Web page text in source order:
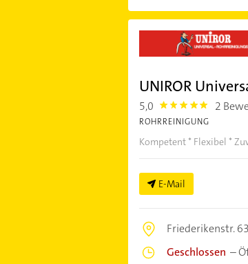
UNIROR
5,0 5.0 2
ROHRREINIGUNG
Kompetent * Flexibel *
E-Mail
Friederikenstr.
Geschlossen –